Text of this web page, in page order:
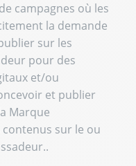
campagnes où les
la demande
sur les
pour des
et/ou
et publier
Marque
sur le ou